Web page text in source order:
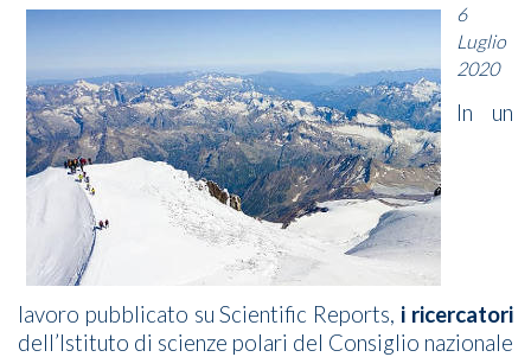
6
Luglio
2020
In un
lavoro pubblicato su Scientific Reports, i ricercatori
dell’Istituto di scienze polari del Consiglio nazionale